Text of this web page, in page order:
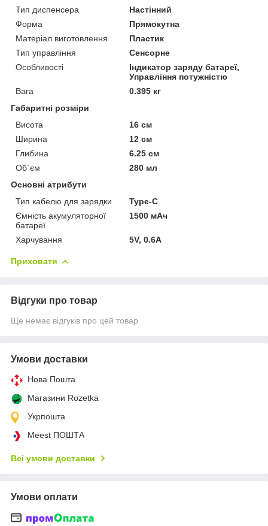
Тип диспенсера
Настінний
Форма
Прямокутна
Матеріал виготовлення
Пластик
Тип управління
Сенсорне
Особливості
Індикатор заряду батареї,
Управління потужністю
Вага
0.395 кг
Габаритні розміри
Висота
16 см
Ширина
12 см
Глибина
6.25 см
Об`єм
280 мл
Основні атрибути
Тип кабелю для зарядки
Type-C
Ємність акумуляторної
батареї
1500 мАч
Харчування 5V, 0.6A
Приховати
Відгуки про товар
Ще немає відгуків про цей товар
Умови доставки
Нова Пошта
Магазини Rozetka
Укрпошта
Meest ПОШТА
Всі умови доставки
Умови оплати